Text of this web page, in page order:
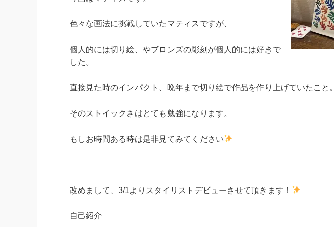
色々な画法に挑戦していたマティスですが、
個人的には切り絵、やブロンズの彫刻が個人的には好きで
した。
直接見た時のインパクト、晩年まで切り絵で作品を作り上げていたこと。
そのストイックさはとても勉強になります。
もしお時間ある時は是非見てみてください
改めまして、3/1よりスタイリストデビューさせて頂きます！
自己紹介